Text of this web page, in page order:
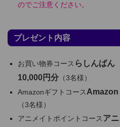
のでご注意ください。
プレゼント内容
お買い物券コース らしんば
10,000円分 （3名様）
Amazonギフトコース
（3名様）
アニメイトポイントコース ア